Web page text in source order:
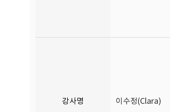
강사명 이수정(Clara)